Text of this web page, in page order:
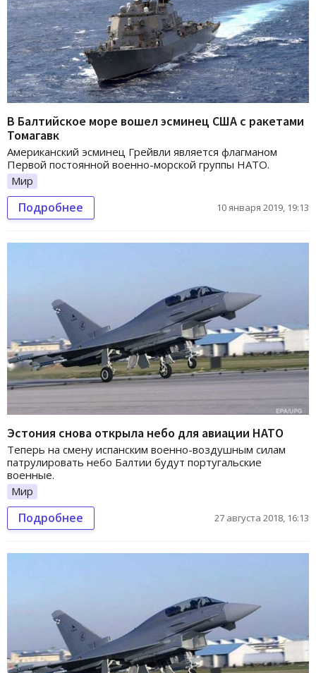
В Балтийское море вошел эсминец США с ракетами
Томагавк
Американский эсминец Грейвли является флагманом
Первой постоянной военно-морской группы НАТО.
Мир
Подробнее 10 января 2019, 19:13
Эстония снова открыла небо для авиации НАТО
Теперь на смену испанским военно-воздушным силам
патрулировать небо Балтии будут португальские
военные.
Мир
Подробнее 27 августа 2018, 16:13